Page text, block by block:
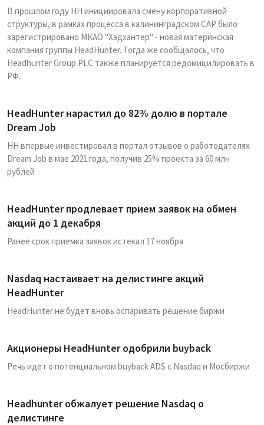
В прошлом году HH инициировала смену корпоративной
структуры, в рамках процесса в калининградском САР было
зарегистрировано МКАО "Хэдхантер" - новая материнская
компания группы HeadHunter. Тогда же сообщалось, что
Headhunter Group PLC также планируется редомицилировать в
РФ.
HeadHunter нарастил до 82% долю в портале
Dream Job
HH впервые инвестировал в портал отзывов о работодателях
Dream Job в мае 2021 года, получив 25% проекта за 60 млн
рублей
HeadHunter продлевает прием заявок на обмен
акций до 1 декабря
Ранее срок приемка заявок истекал 17 ноября
Nasdaq настаивает на делистинге акций
HeadHunter
HeadHunter не будет вновь оспаривать решение биржи
Акционеры HeadHunter одобрили buyback
Речь идет о потенциальном buyback ADS с Nasdaq и Мосбиржи
Headhunter обжалует решение Nasdaq о
делистинге